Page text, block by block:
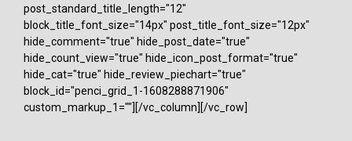
post_standard_title_length="12"
block_title_font_size="14px" post_title_font_size="12px"
hide_comment="true" hide_post_date="true"
hide_count_view="true" hide_icon_post_format="true"
hide_cat="true" hide_review_piechart="true"
block_id="penci_grid_1-1608288871906"
custom_markup_1=""][/vc_column][/vc_row]